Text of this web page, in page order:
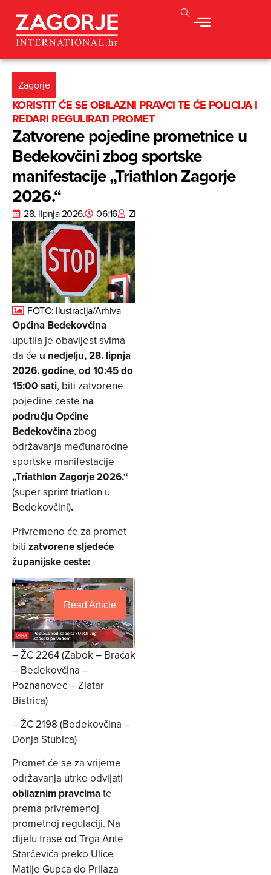
Zagorje
KORISTIT ĆE SE OBILAZNI PRAVCI TE ĆE POLICIJA I
REDARI REGULIRATI PROMET
Zatvorene pojedine prometnice u
Bedekovčini zbog sportske
manifestacije „Triathlon Zagorje
2026.“
28. lipnja 2026. 06:16 ZI
FOTO: Ilustracija/Arhiva
Općina Bedekovčina
uputila je obavijest svima
da će u nedjelju, 28. lipnja
2026. godine, od 10:45 do
15:00 sati, biti zatvorene
pojedine ceste na
području Općine
Bedekovčinazbog
održavanja međunarodne
sportske manifestacije
„Triathlon Zagorje 2026.“
(super sprint triatlon u
Bedekovčini).
Privremeno će za promet
biti zatvorene sljedeće
županijske ceste:
Read Article
– ŽC 2264 (Zabok – Bračak
– Bedekovčina –
Poznanovec – Zlatar
Bistrica)
– ŽC 2198 (Bedekovčina –
Donja Stubica)
Promet će se za vrijeme
održavanja utrke odvijati
obilaznim pravcimate
prema privremenoj
prometnoj regulaciji. Na
dijelu trase od Trga Ante
Starčevića preko Ulice
Matije Gupca do Prilaza